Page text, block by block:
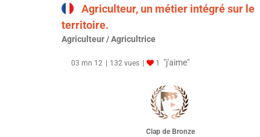
Agriculteur, un métier intégré sur le
territoire.
Agriculteur / Agricultrice
03 mn 12 132 vues 1 "j'aime"
Clap de Bronze